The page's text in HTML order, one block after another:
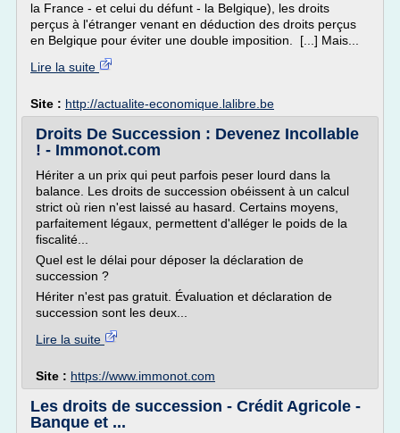
la France - et celui du défunt - la Belgique), les droits
perçus à l'étranger venant en déduction des droits perçus
en Belgique pour éviter une double imposition. [...] Mais...
Lire la suite
Site : http://actualite-economique.lalibre.be
Droits De Succession : Devenez Incollable
! - Immonot.com
Hériter a un prix qui peut parfois peser lourd dans la
balance. Les droits de succession obéissent à un calcul
strict où rien n'est laissé au hasard. Certains moyens,
parfaitement légaux, permettent d'alléger le poids de la
fiscalité...
Quel est le délai pour déposer la déclaration de
succession ?
Hériter n'est pas gratuit. Évaluation et déclaration de
succession sont les deux...
Lire la suite
Site : https://www.immonot.com
Les droits de succession - Crédit Agricole -
Banque et ...